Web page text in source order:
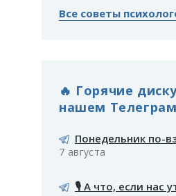
Все советы
🔥 Горячие
нашем Телеграм
Понедельник по-
7 августа
🎙️ А что, если нас